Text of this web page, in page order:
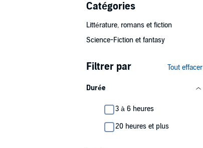
Catégories
Littérature, romans et fiction
Science-Fiction et fantasy
Filtrer par Tout effacer
Durée
3 à 6 heures
20 heures et plus